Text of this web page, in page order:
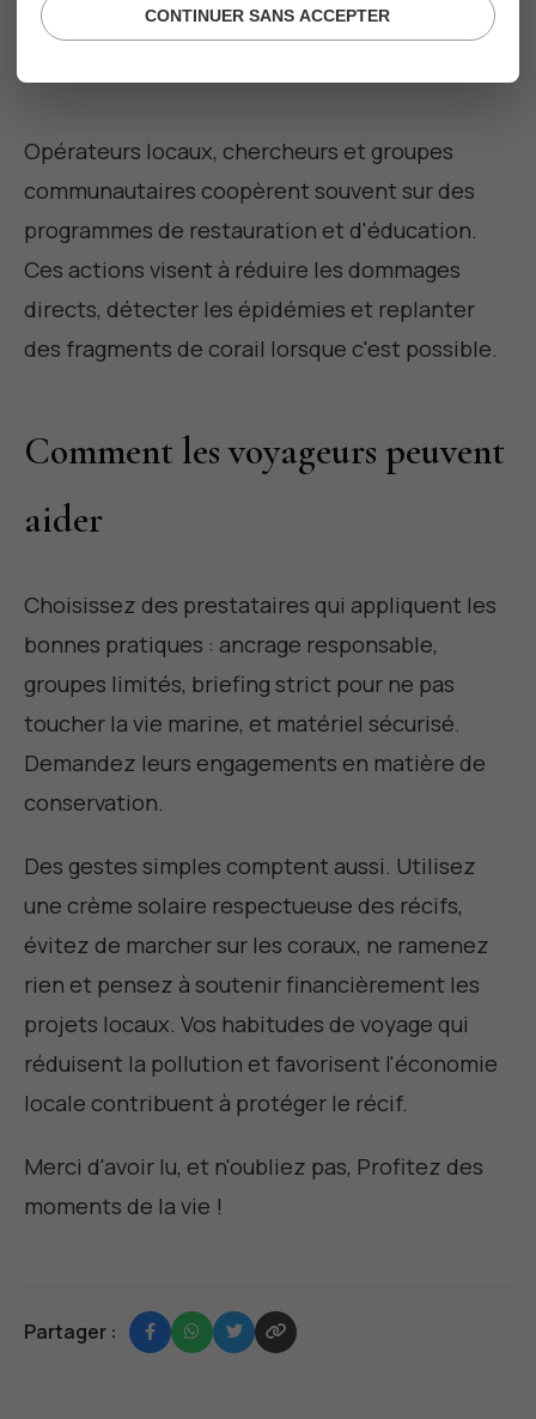
Opérateurs locaux, chercheurs et groupes
communautaires coopèrent souvent sur des
programmes de restauration et d'éducation.
Ces actions visent à réduire les dommages
directs, détecter les épidémies et replanter
des fragments de corail lorsque c'est possible.
Comment les voyageurs peuvent
aider
Choisissez des prestataires qui appliquent les
bonnes pratiques : ancrage responsable,
groupes limités, briefing strict pour ne pas
toucher la vie marine, et matériel sécurisé.
Demandez leurs engagements en matière de
conservation.
Des gestes simples comptent aussi. Utilisez
une crème solaire respectueuse des récifs,
évitez de marcher sur les coraux, ne ramenez
rien et pensez à soutenir financièrement les
projets locaux. Vos habitudes de voyage qui
réduisent la pollution et favorisent l'économie
locale contribuent à protéger le récif.
Merci d'avoir lu, et n'oubliez pas, Profitez des
moments de la vie !
Partager :
CONTINUER SANS ACCEPTER